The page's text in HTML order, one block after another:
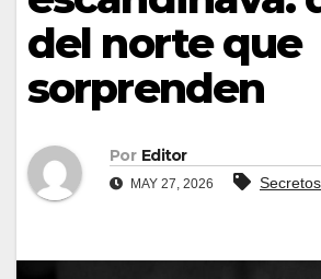
del norte que
sorprenden
Por Editor
MAY 27, 2026 Secretos